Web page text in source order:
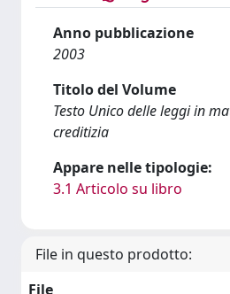
Anno pubblicazione
2003
Titolo del Volume
Testo Unico delle leggi in
creditizia
Appare nelle tipologie:
3.1 Articolo su libro
File in questo prodotto:
File